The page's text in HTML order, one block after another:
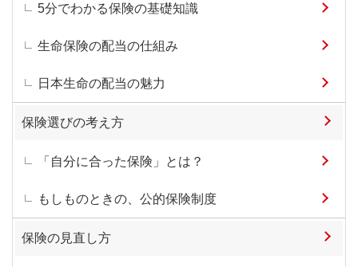
5分でわかる保険の基礎知識
生命保険の配当の仕組み
日本生命の配当の魅力
保険選びの考え方
「自分に合った保険」とは？
もしものときの、公的保険制度
保険の見直し方